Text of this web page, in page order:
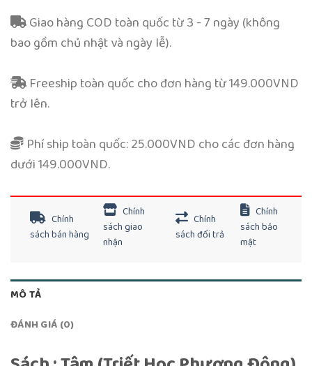
Giao hàng COD toàn quốc từ 3 - 7 ngày (không
bao gồm chủ nhật và ngày lễ).
Freeship toàn quốc cho đơn hàng từ 149.000VND
trở lên.
Phí ship toàn quốc: 25.000VND cho các đơn hàng
dưới 149.000VND.
Chính
sách bán hàng
Chính
sách giao
nhận
Chính
sách đổi trả
Chính
sách bảo
mật
MÔ TẢ
ĐÁNH GIÁ (0)